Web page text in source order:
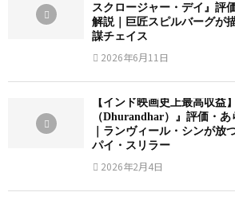
スクロージャー・デイ』評
解説｜巨匠スピルバーグが
謀チェイス
2026年6月11日
【インド映画史上最高収益
（Dhurandhar）』評価・
｜ランヴィール・シンが放
パイ・スリラー
2026年2月4日